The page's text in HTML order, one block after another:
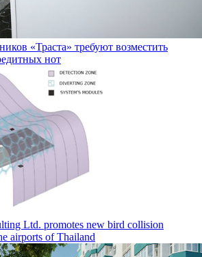
«Траста» требуют возместить
нот
Ltd. promotes new bird collision
airports of Thailand